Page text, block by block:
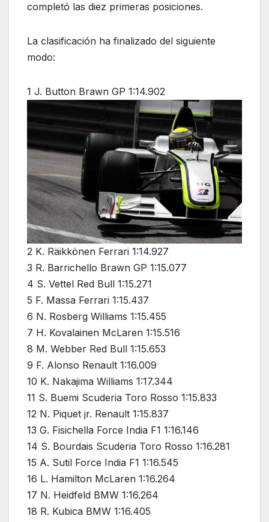
completó las diez primeras posiciones.
La clasificación ha finalizado del siguiente
modo:
1 J. Button Brawn GP 1:14.902
2 K. Räikkönen Ferrari 1:14.927
3 R. Barrichello Brawn GP 1:15.077
4 S. Vettel Red Bull 1:15.271
5 F. Massa Ferrari 1:15.437
6 N. Rosberg Williams 1:15.455
7 H. Kovalainen McLaren 1:15.516
8 M. Webber Red Bull 1:15.653
9 F. Alonso Renault 1:16.009
10 K. Nakajima Williams 1:17.344
11 S. Buemi Scuderia Toro Rosso 1:15.833
12 N. Piquet jr. Renault 1:15.837
13 G. Fisichella Force India F1 1:16.146
14 S. Bourdais Scuderia Toro Rosso 1:16.281
15 A. Sutil Force India F1 1:16.545
16 L. Hamilton McLaren 1:16.264
17 N. Heidfeld BMW 1:16.264
18 R. Kubica BMW 1:16.405